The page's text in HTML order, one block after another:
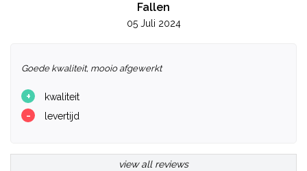
Fallen
05 Juli 2024
Goede kwaliteit, mooio afgewerkt
+ kwaliteit
- levertijd
view all reviews